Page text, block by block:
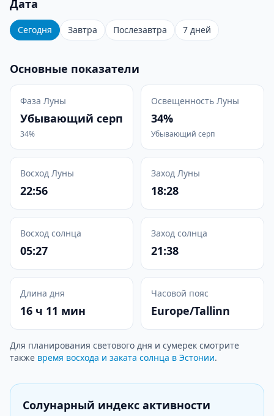
Дата
Сегодня Завтра Послезавтра 7 дней
Основные показатели
Фаза Луны
Убывающий серп
34%
Освещенность Луны
34%
Убывающий серп
Восход Луны
22:56
Заход Луны
18:28
Восход солнца
05:27
Заход солнца
21:38
Длина дня
16 ч 11 мин
Часовой пояс
Europe/Tallinn
Для планирования светового дня и сумерек смотрите
также время восхода и заката солнца в Эстонии.
Солунарный индекс активности